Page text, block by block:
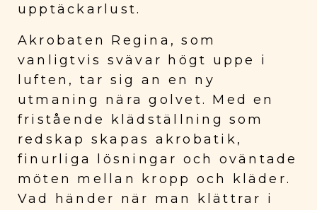
upptäckarlust.
Akrobaten Regina, som
vanligtvis svävar högt uppe i
luften, tar sig an en ny
utmaning nära golvet. Med en
fristående klädställning som
redskap skapas akrobatik,
finurliga lösningar och oväntade
möten mellan kropp och kläder.
Vad händer när man klättrar i